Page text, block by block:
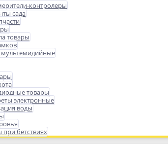
контролеры
сада
товары
товары
электронные
воды
при бетствиях